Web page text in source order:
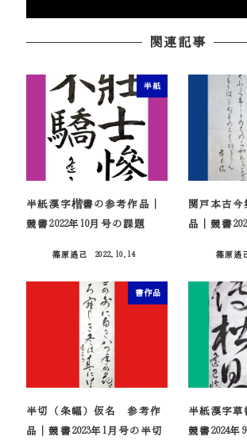
関連記事
半紙
半紙漢字楷書の参考作品｜
競書2022年10月号の課題
篠原遙己
2022.10.14
関戸本古
品｜競書
篠原遙
書作品
半切（条幅）仮名 参考作
品｜競書2023年1月号の半切
半紙漢字草
競書2024年